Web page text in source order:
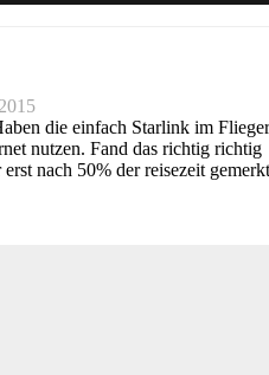
die einfach Starlink im Flieger
nutzen. Fand das richtig richtig
nach 50% der reisezeit gemerkt